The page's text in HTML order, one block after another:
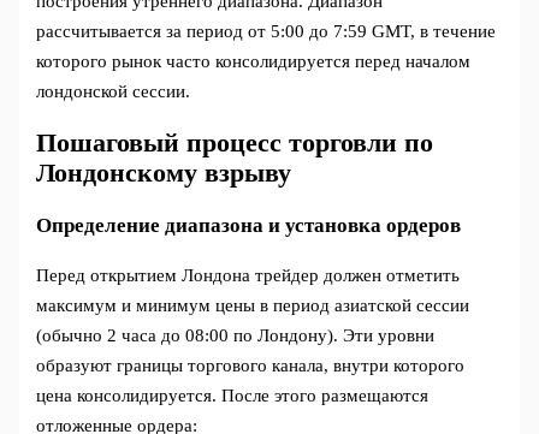
рассчитывается за период от 5:00 до 7:59 GMT, в течение
которого рынок часто консолидируется перед началом
лондонской сессии.
Пошаговый процесс торговли по
Лондонскому взрыву
Определение диапазона и установка ордеров
Перед открытием Лондона трейдер должен отметить
максимум и минимум цены в период азиатской сессии
(обычно 2 часа до 08:00 по Лондону). Эти уровни
образуют границы торгового канала, внутри которого
цена консолидируется. После этого размещаются
отложенные ордера: